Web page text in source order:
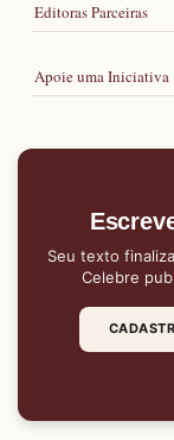
Editoras Parceiras
Apoie uma Iniciativa
Seu texto
Celebre